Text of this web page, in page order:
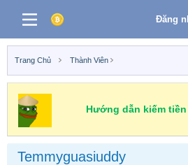
Đăng
Trang Chủ Thành Viên
Hướng dẫn kiếm
Temmyguasiuddy